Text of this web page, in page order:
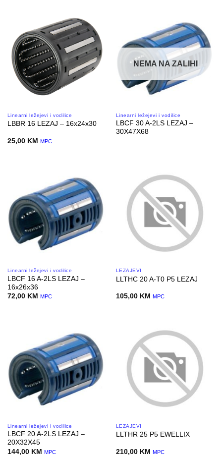
Linearni ležejevi i vodilice
LBBR 16 LEZAJ – 16x24x30
25,00 KM MPC
NEMA NA ZALIHI
Linearni ležejevi i vodilice
LBCF 30 A-2LS LEZAJ –
30X47X68
Linearni ležejevi i vodilice
LBCF 16 A-2LS LEZAJ –
16x26x36
72,00 KM MPC
LEŽAJEVI
LLTHC 20 A-T0 P5 LEZAJ
105,00 KM MPC
Linearni ležejevi i vodilice
LBCF 20 A-2LS LEZAJ –
20X32X45
144,00 KM MPC
LEŽAJEVI
LLTHR 25 P5 EWELLIX
210,00 KM MPC